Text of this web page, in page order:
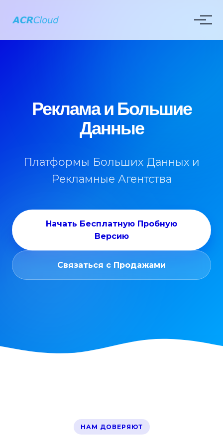
Реклама и Большие
Данные
Платформы Больших Данных и
Рекламные Агентства
Начать Бесплатную Пробную
Версию
Связаться с Продажами
НАМ ДОВЕРЯЮТ